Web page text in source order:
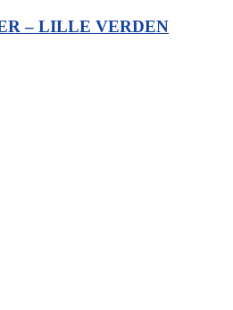
– LILLE VERDEN